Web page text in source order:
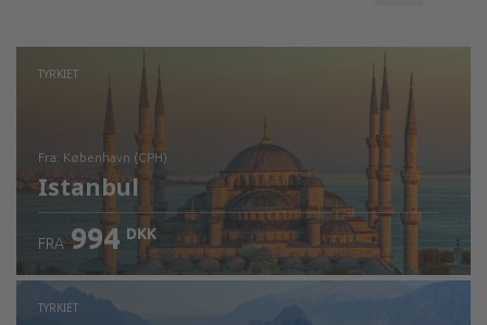
TYRKIET
fra: København (CPH)
Istanbul
Kontrollér oplysninger
FRA 994 DKK
TYRKIET